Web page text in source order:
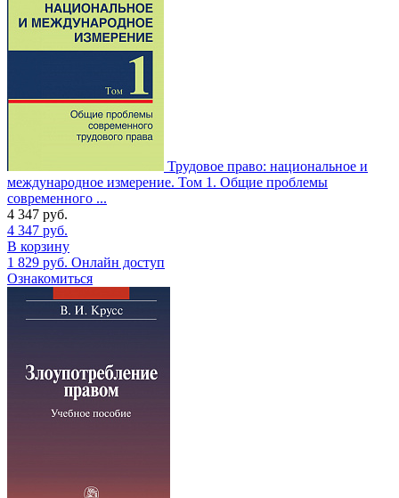
Трудовое право: национальное и
международное измерение. Том 1. Общие проблемы
современного ...
4 347 руб.
4 347 руб.
В корзину
1 829 руб. Онлайн доступ
Ознакомиться